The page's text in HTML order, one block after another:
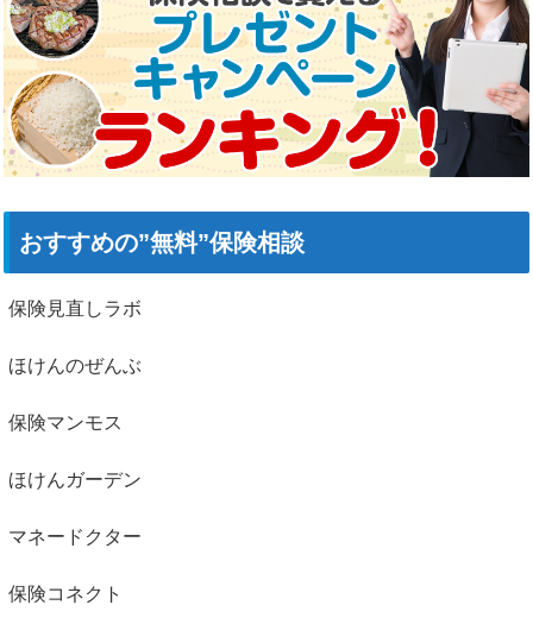
おすすめの”無料”保険相談
保険見直しラボ
ほけんのぜんぶ
保険マンモス
ほけんガーデン
マネードクター
保険コネクト